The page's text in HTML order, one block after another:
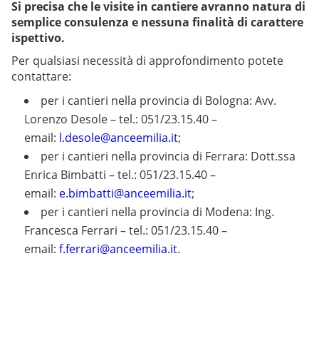
Si precisa che le visite in cantiere avranno natura di
semplice consulenza e nessuna finalità di carattere
ispettivo.
Per qualsiasi necessità di approfondimento potete
contattare:
per i cantieri nella provincia di Bologna: Avv.
Lorenzo Desole – tel.: 051/23.15.40 –
email: l.desole@anceemilia.it;
per i cantieri nella provincia di Ferrara: Dott.ssa
Enrica Bimbatti – tel.: 051/23.15.40 –
email: e.bimbatti@anceemilia.it;
per i cantieri nella provincia di Modena: Ing.
Francesca Ferrari – tel.: 051/23.15.40 –
email: f.ferrari@anceemilia.it.